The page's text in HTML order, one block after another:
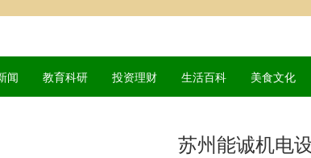
闻 教育科研 投资理财 生活百科 美食文化
苏州能诚机电